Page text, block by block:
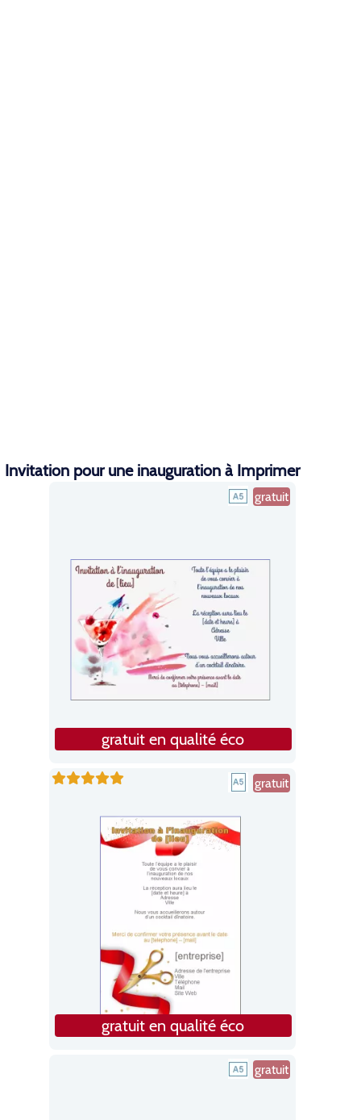
Invitation pour une inauguration à Imprimer
gratuit
gratuit en qualité éco
gratuit
gratuit en qualité éco
gratuit